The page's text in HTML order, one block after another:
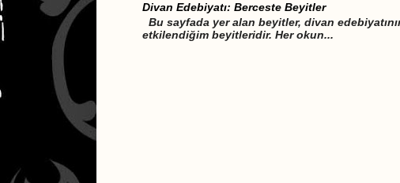
Divan Edebiyatı: Berceste Beyitler
Bu sayfada yer alan beyitler, divan
etkilendiğim beyitleridir. Her okun...